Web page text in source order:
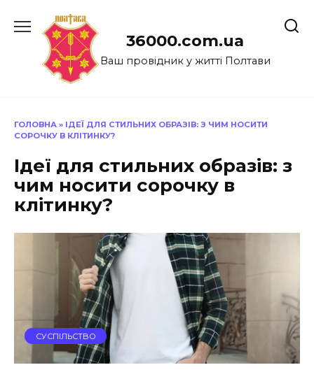
до
36000.com.ua
Ваш провідник у житті Полтави
ГОЛОВНА » ІДЕЇ ДЛЯ СТИЛЬНИХ ОБРАЗІВ: З ЧИМ НОСИТИ
СОРОЧКУ В КЛІТИНКУ?
Ідеї для стильних образів: з
чим носити сорочку в
клітинку?
СУСПІЛЬСТВО